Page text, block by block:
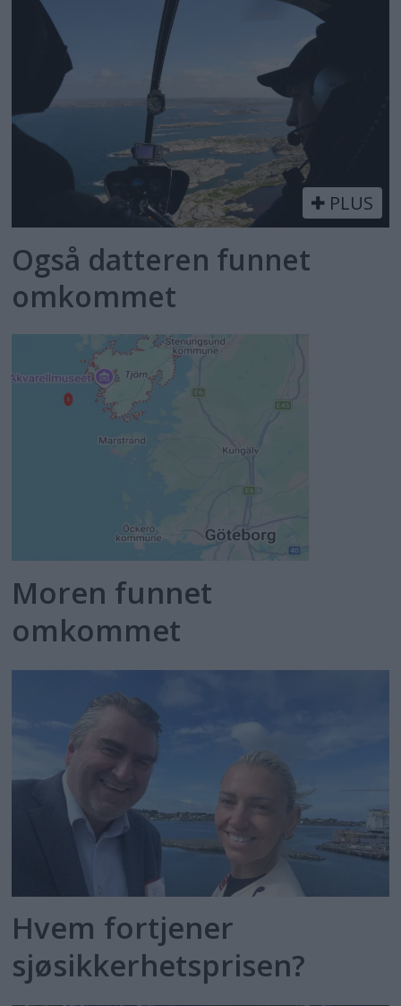
PLUS
Også datteren funnet
omkommet
Moren funnet
omkommet
Hvem fortjener
sjøsikkerhetsprisen?